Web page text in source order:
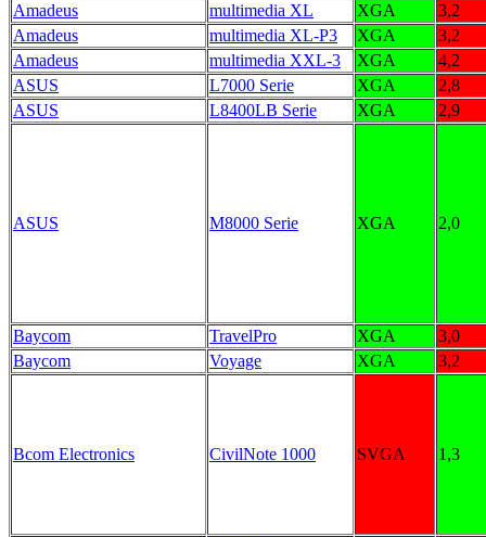
Amadeus multimedia XL XGA
3,2
Amadeus
multimedia XL-P3 XGA
3,2
Amadeus
multimedia XXL-3 XGA
4,2
ASUS
L7000 Serie XGA
2,8
ASUS
L8400LB Serie XGA 2,9
ASUS M8000 Serie XGA 2,0
Baycom TravelPro XGA
3,0
Baycom
Voyage XGA 3,2
Bcom Electronics CivilNote 1000 SVGA 1,3